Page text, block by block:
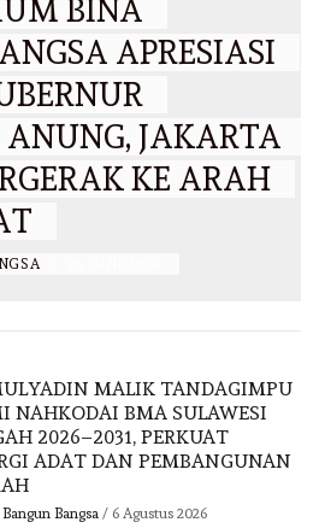
BINA
APRESIASI
JAKARTA
KE ARAH
MALIK TANDAGIMPU
NAHKODAI BMA SULAWESI
2026–2031, PERKUAT
ADAT DAN PEMBANGUNAN
Bangsa / 6 Agustus 2026